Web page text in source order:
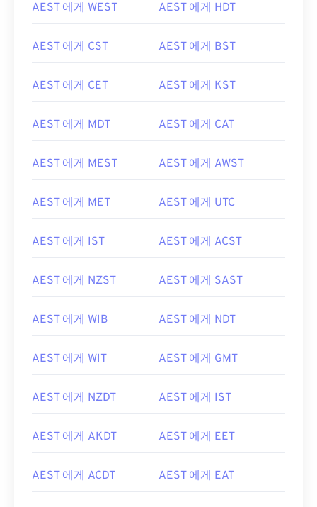
AEST 에게 WEST AEST 에게 HDT
AEST 에게 CST AEST 에게 BST
AEST 에게 CET AEST 에게 KST
AEST 에게 MDT AEST 에게 CAT
AEST 에게 MEST AEST 에게 AWST
AEST 에게 MET AEST 에게 UTC
AEST 에게 IST AEST 에게 ACST
AEST 에게 NZST AEST 에게 SAST
AEST 에게 WIB AEST 에게 NDT
AEST 에게 WIT AEST 에게 GMT
AEST 에게 NZDT AEST 에게 IST
AEST 에게 AKDT AEST 에게 EET
AEST 에게 ACDT AEST 에게 EAT